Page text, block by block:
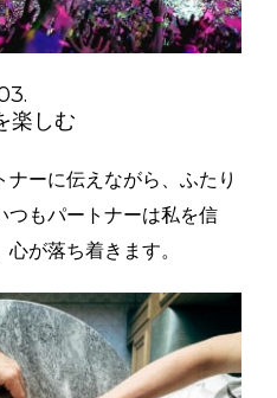
楽しむ
ーに伝えながら、ふたり
つもパートナーは私を信
が落ち着きます。